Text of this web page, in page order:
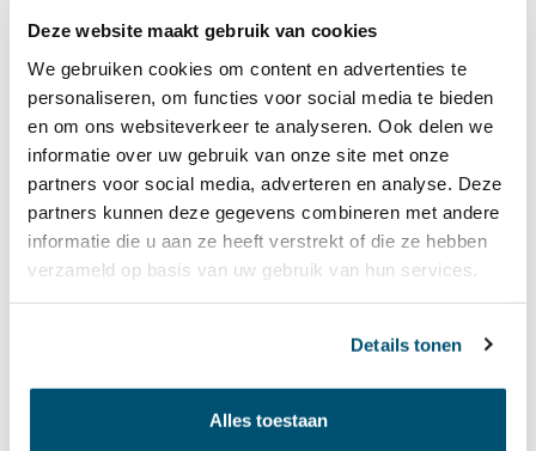
Deze website maakt gebruik van cookies
We gebruiken cookies om content en advertenties te
personaliseren, om functies voor social media te bieden
en om ons websiteverkeer te analyseren. Ook delen we
informatie over uw gebruik van onze site met onze
partners voor social media, adverteren en analyse. Deze
partners kunnen deze gegevens combineren met andere
informatie die u aan ze heeft verstrekt of die ze hebben
verzameld op basis van uw gebruik van hun services.
Details tonen
Alles toestaan
het po, vo en mbo.
Wanneer je de schoolleidersopleiding vakbekwaam
succesvol hebt afgerond ontvang je een diploma en
kun je je registreren als directeur van een school
binnen het primair onderwijs.
Lees meer over de schoolleidersopleiding
Vakbekwaam
De opleiding Middenmanagement van Penta Nova is